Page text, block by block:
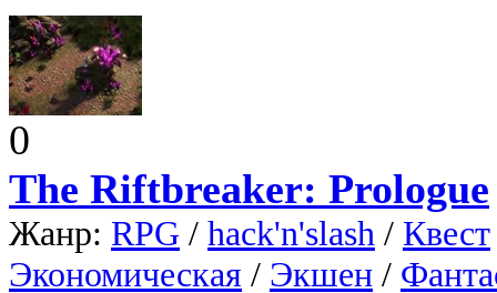
0
The Riftbreaker: Prologue
Жанр: RPG / hack'n'slash / Квест
Экономическая / Экшен /